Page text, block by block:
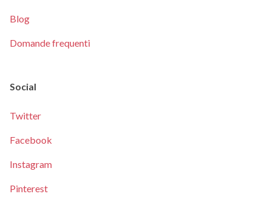
Blog
Domande frequenti
Social
Twitter
Facebook
Instagram
Pinterest